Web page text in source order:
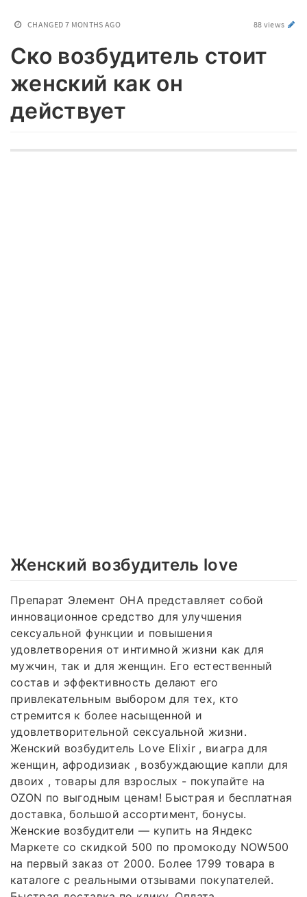
CHANGED 7 MONTHS AGO 88 views
Ско возбудитель стоит
женский как он
действует
Женский возбудитель love
Препарат Элемент ОНА представляет собой
инновационное средство для улучшения
сексуальной функции и повышения
удовлетворения от интимной жизни как для
мужчин, так и для женщин. Его естественный
состав и эффективность делают его
привлекательным выбором для тех, кто
стремится к более насыщенной и
удовлетворительной сексуальной жизни.
Женский возбудитель Love Elixir , виагра для
женщин, афродизиак , возбуждающие капли для
двоих , товары для взрослых - покупайте на
OZON по выгодным ценам! Быстрая и бесплатная
доставка, большой ассортимент, бонусы.
Женские возбудители — купить на Яндекс
Маркете со скидкой 500 по промокоду NOW500
на первый заказ от 2000. Более 1799 товара в
каталоге с реальными отзывами покупателей.